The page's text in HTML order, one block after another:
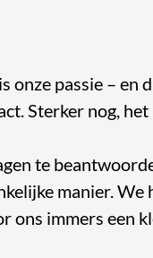
onze passie – en
Sterker nog,
te
manier.
ons immers een